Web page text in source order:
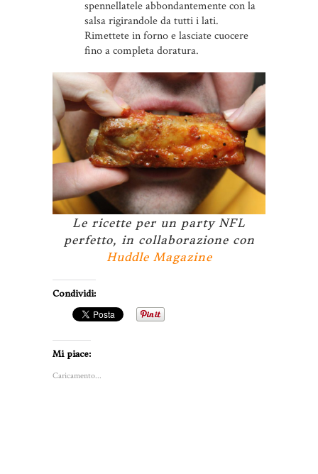
spennellatele abbondantemente con la
salsa rigirandole da tutti i lati.
Rimettete in forno e lasciate cuocere
fino a completa doratura.
Le ricette per un party NFL
perfetto, in collaborazione con
Huddle Magazine
Condividi:
Mi piace:
Caricamento...